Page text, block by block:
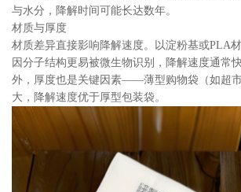
与水分，降解时间可能长达数年。
材质与厚度
材质差异直接影响降解速度。以淀粉基或PLA
因分子结构更易被微生物识别，降解速度通常
外，厚度也是关键因素——薄型购物袋（如超
大，降解速度优于厚型包装袋。